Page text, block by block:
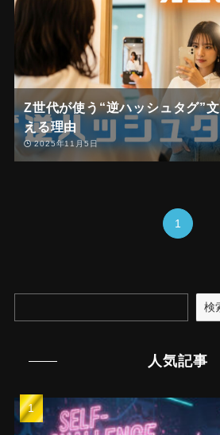
Z世代が使う“逆ハッシュタグ”
える理由
2025年11月5日
1
検
人気記事